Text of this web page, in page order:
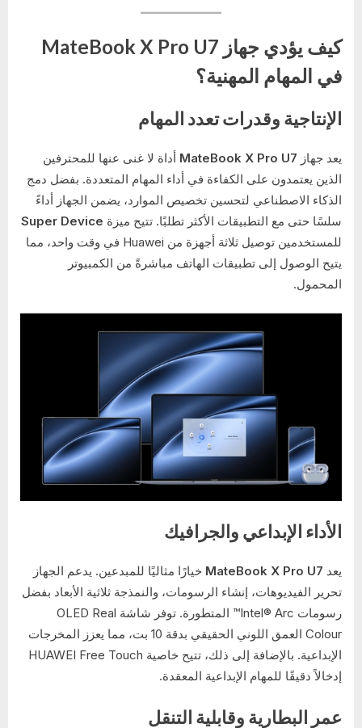
كيف يؤدي جهاز MateBook X Pro U7
في المهام المهنية؟
الإنتاجية وقدرات تعدد المهام
يعد جهاز MateBook X Pro U7 أداة لا غنى عنها للمحترفين
الذين يعتمدون على الكفاءة في أداء المهام المتعددة. بفضل دمج
الذكاء الاصطناعي لتحسين تخصيص الموارد، يضمن الجهاز أداءً
سلسًا حتى مع التطبيقات الأكثر تطلبًا. تتيح ميزة Super Device
للمستخدمين توصيل ثلاثة أجهزة من Huawei في وقت واحد، مما
يتيح الوصول إلى تطبيقات الهاتف مباشرةً من الكمبيوتر
المحمول.
الأداء الإبداعي والجرافيك
يعد MateBook X Pro U7 خيارًا مثاليًا للمبدعين. يدعم الجهاز
تحرير الفيديوهات، إنشاء الرسومات، والنمذجة ثلاثية الأبعاد بفضل
رسومات Intel® Arc™ المتطورة. توفر شاشة OLED Real
Colour العمق اللوني الحقيقي بدقة 10 بت، مما يعزز المخرجات
الإبداعية. بالإضافة إلى ذلك، تتيح خاصية HUAWEI Free Touch
إدخالاً دقيقًا للمهام الإبداعية المعقدة.
عمر البطارية وقابلية التنقل